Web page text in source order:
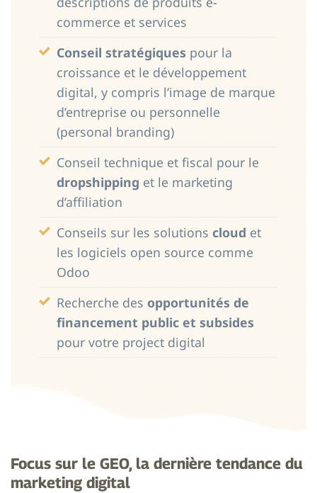
commerce et services
Conseil stratégiques pour la
croissance et le développement
digital, y compris l’image de marque
d’entreprise ou personnelle
(personal branding)
Conseil technique et fiscal pour le
dropshipping et le marketing
d’affiliation
Conseils sur les solutions cloud et
les logiciels open source comme
Odoo
Recherche des opportunités de
financement public et subsides
pour votre project digital
Focus sur le GEO, la dernière tendance du
marketing digital